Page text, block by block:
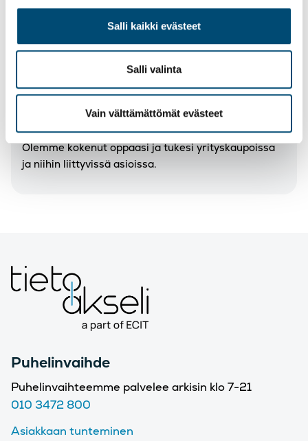
Salli kaikki evästeet
Salli valinta
Vain välttämättömät evästeet
Tarjoamme lakisääteisen tilintarkastuksen ja
Yritysjärjestelyt
Olemme kokenut oppaasi ja tukesi yrityskaupoissa
ja niihin liittyvissä asioissa.
Puhelinvaihde
Puhelinvaihteemme palvelee arkisin klo 7-21
010 3472 800
Asiakkaan tunteminen